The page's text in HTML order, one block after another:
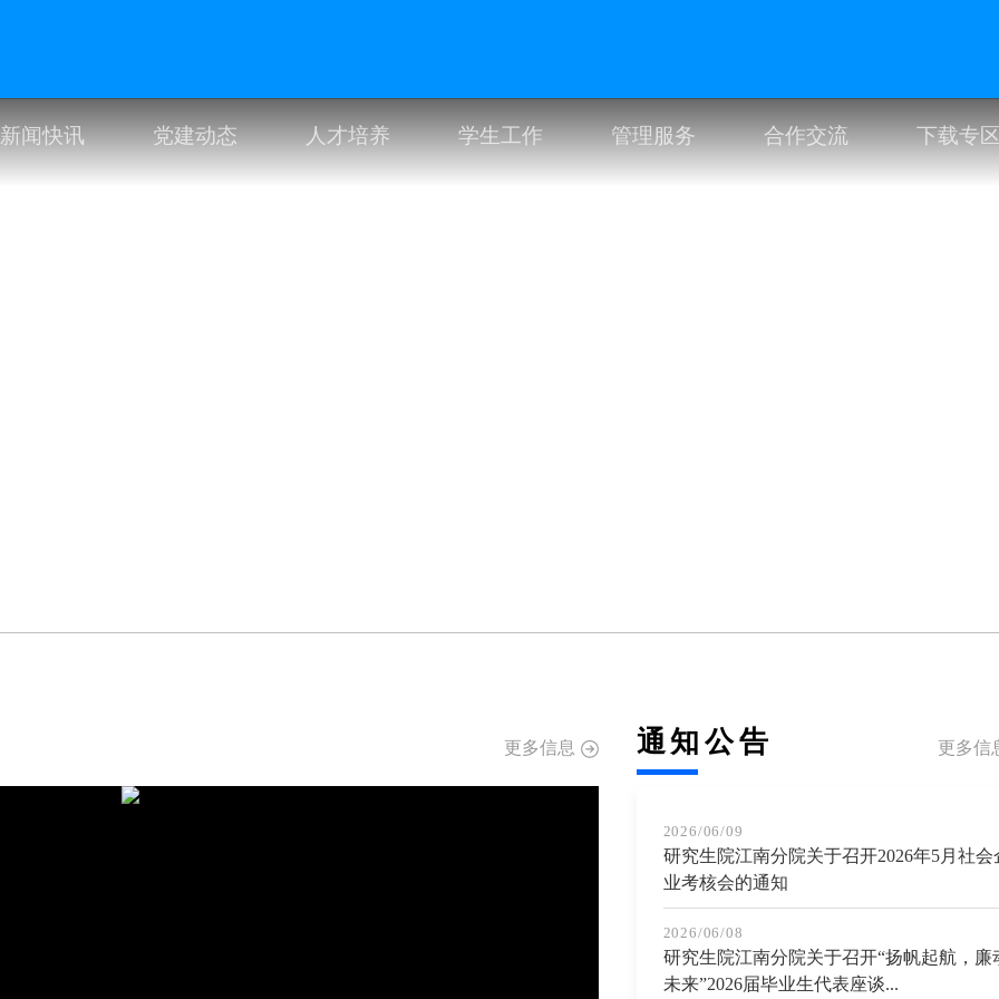
新闻快讯 党建动态 人才培养 学生工作 管理服务 合作交流 下载专
更多信息 通知公告 更多信
2026/06/09
研究生院江南分院关于召开2026年5月社会
业考核会的通知
2026/06/08
研究生院江南分院关于召开“扬帆起航，廉
未来”2026届毕业生代表座谈...